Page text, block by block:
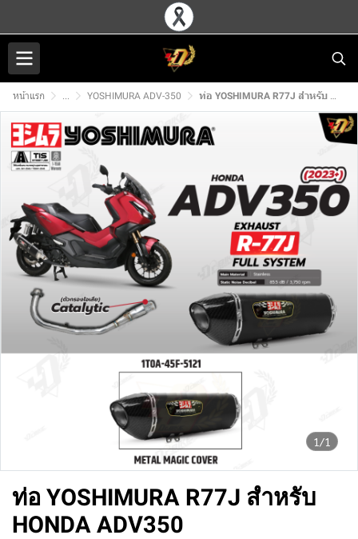
หน้าแรก ... YOSHIMURA ADV-350 ท่อ YOSHIMURA R77J สำหรับ HONDA ADV350
1/1
ท่อ YOSHIMURA R77J สำหรับ
HONDA ADV350